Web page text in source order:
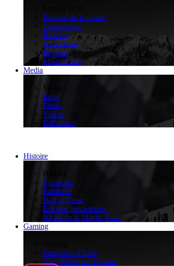
Résumé de la course
Classements
Équipes
Ascensions
Régions
Made in Italy
Media
Media
Infos
Photo
Vidéos
Diffuseurs
Histoire
Histoire
Symboles
Palmarès
Hall of Fame
Éditions précédentes
90 ans de la Maglia Rosa
Gaming
FantaGiro d'Italia
Giro d'Italia sur Fortnite